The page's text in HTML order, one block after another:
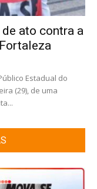
ato contra a
Estadual do
(29), de uma